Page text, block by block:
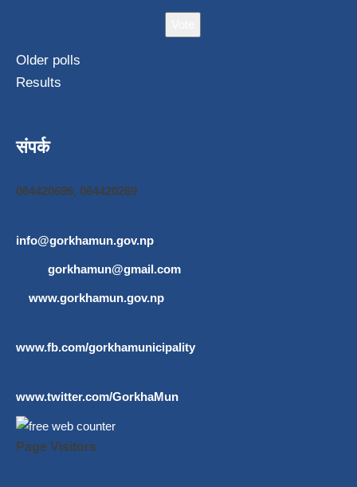
Older polls
Results
संपर्क
064420696, 064420269
info@gorkhamun.gov.np,
gorkhamun@gmail.com
www.gorkhamun.gov.np
www.fb.com/gorkhamunicipality
www.twitter.com/GorkhaMun
Page Visitors